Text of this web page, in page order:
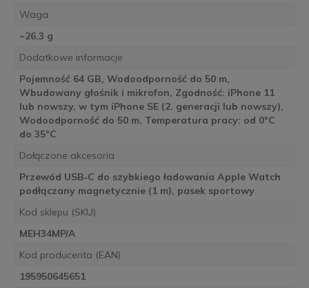
Waga
~26,3 g
Dodatkowe informacje
Pojemność 64 GB, Wodoodporność do 50 m,
Wbudowany głośnik i mikrofon, Zgodność: iPhone 11
lub nowszy, w tym iPhone SE (2. generacji lub nowszy),
Wodoodporność do 50 m, Temperatura pracy: od 0°C
do 35°C
Dołączone akcesoria
Przewód USB‑C do szybkiego ładowania Apple Watch
podłączany magnetycznie (1 m), pasek sportowy
Kod sklepu (SKU)
MEH34MP/A
Kod producenta (EAN)
195950645651